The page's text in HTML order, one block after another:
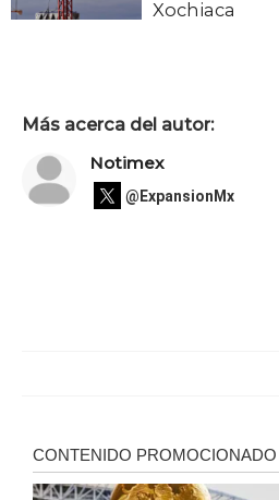
Xochiaca
Más acerca del autor:
Notimex
@ExpansionMx